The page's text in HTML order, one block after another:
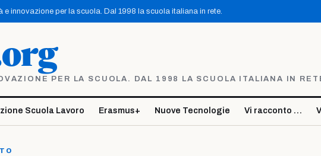
e innovazione per la scuola. Dal 1998 la scuola italiana in rete.
PER LA SCUOLA. DAL 1998 LA SCUOLA ITALIANA IN
Scuola Lavoro Erasmus+ Nuove Tecnologie Vi racconto …